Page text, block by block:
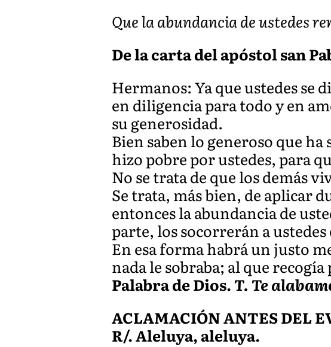
Que la abundancia de ustedes
De la carta del apóstol san
Hermanos: Ya que ustedes se
en diligencia para todo y en
su generosidad.
Bien saben lo generoso que
hizo pobre por ustedes, para
No se trata de que los demás
Se trata, más bien, de aplicar
entonces la abundancia de
parte, los socorrerán a ustedes
En esa forma habrá un justo
nada le sobraba; al que
Palabra de Dios.T. Te
ACLAMACIÓN ANTES DEL
R/. Aleluya, aleluya.